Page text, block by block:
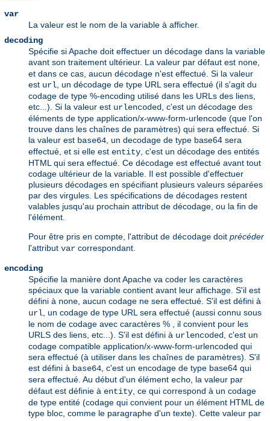
var
La valeur est le nom de la variable à afficher.
decoding
Spécifie si Apache doit effectuer un décodage dans la variable
avant son traitement ultérieur. La valeur par défaut est none,
et dans ce cas, aucun décodage n'est effectué. Si la valeur
est url, un décodage de type URL sera effectué (il s'agit du
codage de type %-encoding utilisé dans les URLs des liens,
etc...). Si la valeur est urlencoded, c'est un décodage des
éléments de type application/x-www-form-urlencode (que l'on
trouve dans les chaînes de paramètres) qui sera effectué. Si
la valeur est base64, un decodage de type base64 sera
effectué, et si elle est entity, c'est un décodage des entités
HTML qui sera effectué. Ce décodage est effectué avant tout
codage ultérieur de la variable. Il est possible d'effectuer
plusieurs décodages en spécifiant plusieurs valeurs séparées
par des virgules. Les spécifications de décodages restent
valables jusqu'au prochain attribut de décodage, ou la fin de
l'élément.
Pour être pris en compte, l'attribut de décodage doit précéder
l'attribut var correspondant.
encoding
Spécifie la manière dont Apache va coder les caractères
spéciaux que la variable contient avant leur affichage. S'il est
défini à none, aucun codage ne sera effectué. S'il est défini à
url, un codage de type URL sera effectué (aussi connu sous
le nom de codage avec caractères % , il convient pour les
URLS des liens, etc...). S'il est défini à urlencoded, c'est un
codage compatible application/x-www-form-urlencoded qui
sera effectué (à utiliser dans les chaînes de paramètres). S'il
est défini à base64, c'est un encodage de type base64 qui
sera effectué. Au début d'un élément echo, la valeur par
défaut est définie à entity, ce qui correspond à un codage
de type entité (codage qui convient pour un élément HTML de
type bloc, comme le paragraphe d'un texte). Cette valeur par